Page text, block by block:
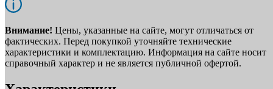
Внимание! Цены, указанные на сайте, могут отличаться от
фактических. Перед покупкой уточняйте технические
характеристики и комплектацию. Информация на сайте носит
справочный характер и не является публичной офертой.